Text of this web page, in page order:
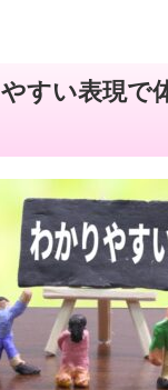
すい表現で